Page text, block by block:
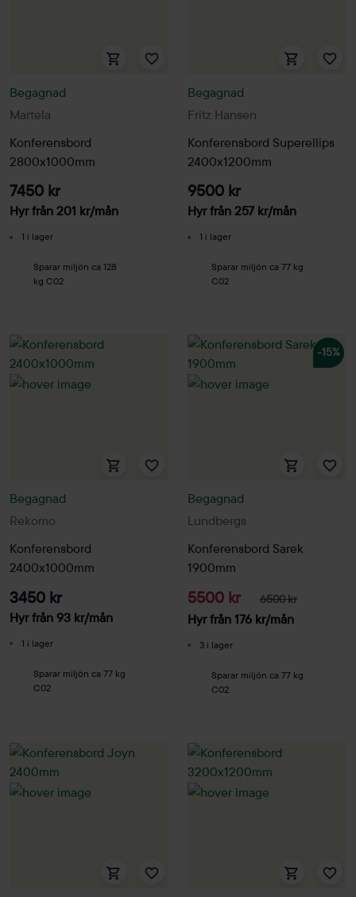
Martela
Begagnad
Konferensbord
2800x1000mm
7450 kr
Hyr från 201 kr/mån
1 i lager
Sparar miljön ca 128
kg C02
Fritz Hansen
Begagnad
Konferensbord Superellips
2400x1200mm
9500 kr
Hyr från 257 kr/mån
1 i lager
Sparar miljön ca 77 kg
C02
Rekomo
Begagnad
Konferensbord
2400x1000mm
3450 kr
Hyr från 93 kr/mån
1 i lager
Sparar miljön ca 77 kg
C02
-15%
Lundbergs
Begagnad
Konferensbord Sarek
1900mm
5500 kr 6500 kr
Hyr från 176 kr/mån
3 i lager
Sparar miljön ca 77 kg
C02